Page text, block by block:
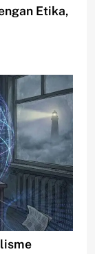
Etika,